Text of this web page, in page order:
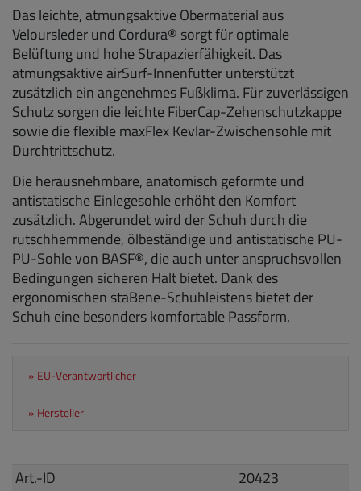
Das leichte, atmungsaktive Obermaterial aus
Veloursleder und Cordura® sorgt für optimale
Belüftung und hohe Strapazierfähigkeit. Das
atmungsaktive airSurf-Innenfutter unterstützt
zusätzlich ein angenehmes Fußklima. Für zuverlässigen
Schutz sorgen die leichte FiberCap-Zehenschutzkappe
sowie die flexible maxFlex Kevlar-Zwischensohle mit
Durchtrittschutz.
Die herausnehmbare, anatomisch geformte und
antistatische Einlegesohle erhöht den Komfort
zusätzlich. Abgerundet wird der Schuh durch die
rutschhemmende, ölbeständige und antistatische PU-
PU-Sohle von BASF®, die auch unter anspruchsvollen
Bedingungen sicheren Halt bietet. Dank des
ergonomischen staBene-Schuhleistens bietet der
Schuh eine besonders komfortable Passform.
» EU-Verantwortlicher
» Hersteller
Art.-ID
20423